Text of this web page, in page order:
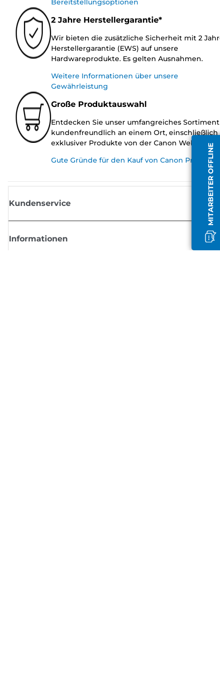
MITARBEITER OFFLINE
Bereitstellungsoptionen
2 Jahre Herstellergarantie*
Wir bieten die zusätzliche Sicherheit mit 2
Herstellergarantie (EWS) auf unsere
Hardwareprodukte. Es gelten Ausnahmen.
Weitere Informationen über unsere
Gewährleistung
Große Produktauswahl
Entdecken Sie unser umfangreiches Sortiment
kundenfreundlich an einem Ort, einschließlich
exklusiver Produkte von der Canon Website.
Gute Gründe für den Kauf von Canon
Kundenservice
Informationen